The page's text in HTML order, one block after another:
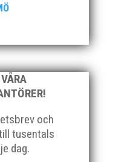
och
tusentals
dag.
annat fanns
för att ta emot
helt gäng löpare
mysiga